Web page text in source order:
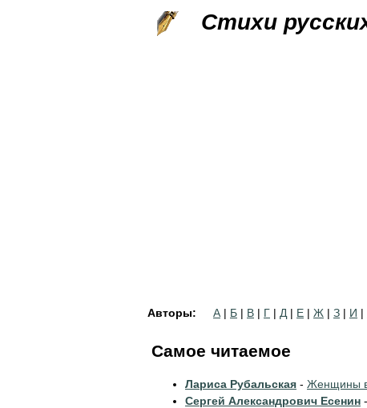
Стихи
Авторы: А | Б | В | Г | Д | Е | Ж | З | И |
Самое читаемое
Лариса Рубальская - Женщины
Сергей Александрович Есенин -